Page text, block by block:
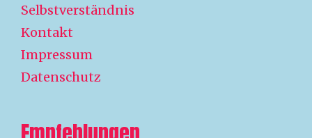
Selbstverständnis
Kontakt
Impressum
Datenschutz